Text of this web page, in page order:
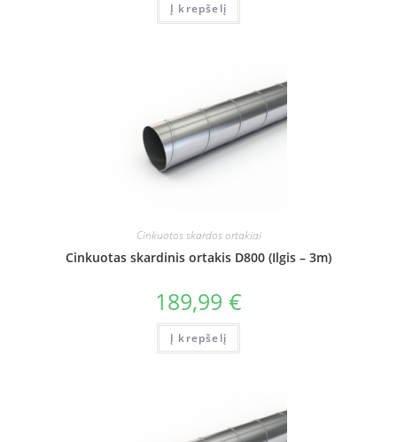
Į krepšelį
Cinkuotos skardos ortakiai
Cinkuotas skardinis ortakis D800 (Ilgis – 3m)
189,99 €
Į krepšelį